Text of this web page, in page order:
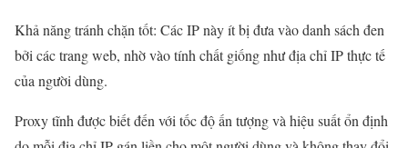
Khả năng tránh chặn tốt: Các IP này ít bị đưa vào danh sách đen
bởi các trang web, nhờ vào tính chất giống như địa chỉ IP thực tế
của người dùng.
Proxy tĩnh được biết đến với tốc độ ấn tượng và hiệu suất ổn định